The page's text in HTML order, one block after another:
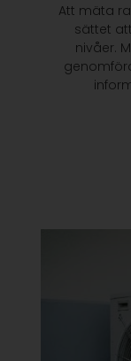
Att mäta
sättet
nivåer.